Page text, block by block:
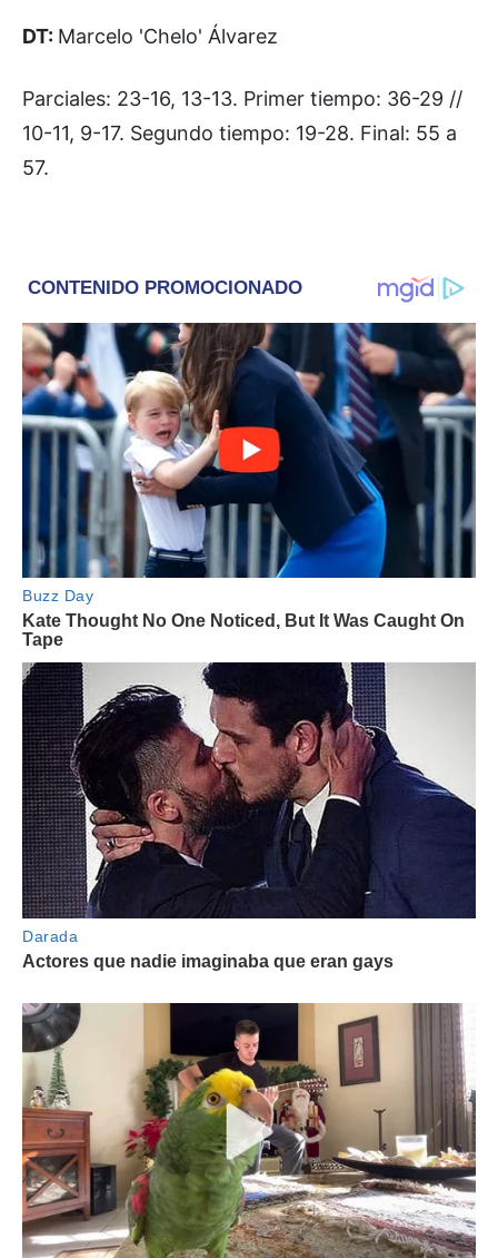
DT: Marcelo 'Chelo' Álvarez
Parciales: 23-16, 13-13. Primer tiempo: 36-29 //
10-11, 9-17. Segundo tiempo: 19-28. Final: 55 a
57.